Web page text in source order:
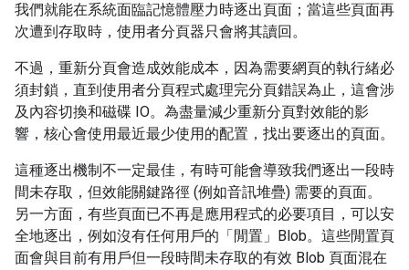
我們就能在系統面臨記憶體壓力時逐出頁面；當這些頁面再
次遭到存取時，使用者分頁器只會將其讀回。
不過，重新分頁會造成效能成本，因為需要網頁的執行緒必
須封鎖，直到使用者分頁程式處理完分頁錯誤為止，這會涉
及內容切換和磁碟 IO。為盡量減少重新分頁對效能的影
響，核心會使用最近最少使用的配置，找出要逐出的頁面。
這種逐出機制不一定最佳，有時可能會導致我們逐出一段時
間未存取，但效能關鍵路徑 (例如音訊堆疊) 需要的頁面。
另一方面，有些頁面已不再是應用程式的必要項目，可以安
全地逐出，例如沒有任何用戶的「閒置」Blob。這些閒置頁
面會與目前有用戶但一段時間未存取的有效 Blob 頁面混在